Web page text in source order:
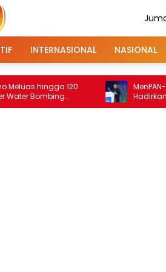
INTERNASIONAL NASIONAL
120
MenPAN-RB
Hadirkan
Terintegrasi dan